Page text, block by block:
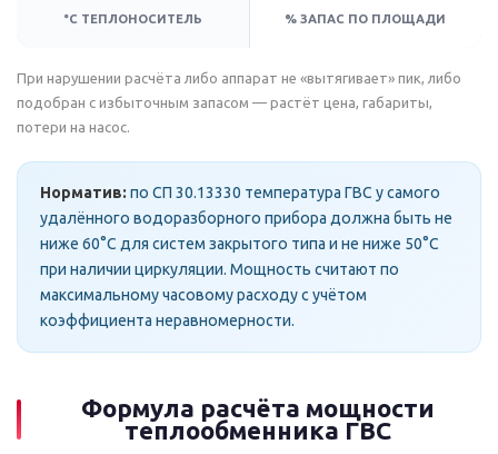
°C ТЕПЛОНОСИТЕЛЬ % ЗАПАС ПО ПЛОЩАДИ
При нарушении расчёта либо аппарат не «вытягивает» пик, либо
подобран с избыточным запасом — растёт цена, габариты,
потери на насос.
Норматив: по СП 30.13330 температура ГВС у самого
удалённого водоразборного прибора должна быть не
ниже 60°C для систем закрытого типа и не ниже 50°C
при наличии циркуляции. Мощность считают по
максимальному часовому расходу с учётом
коэффициента неравномерности.
Формула расчёта мощности
теплообменника ГВС